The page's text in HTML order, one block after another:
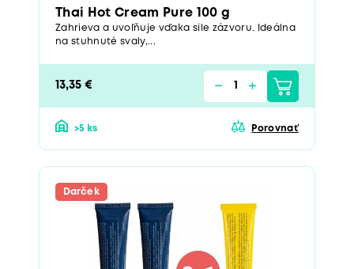
Thai Hot Cream Pure 100 g
Zahrieva a uvoľňuje vďaka sile zázvoru. Ideálna
na stuhnuté svaly,...
13,35 €
>5 ks Porovnať
Darček